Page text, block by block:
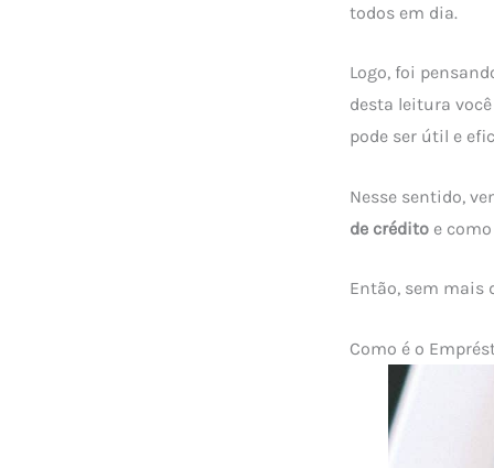
todos em dia.
Logo, foi
desta leitura
pode ser útil e
Nesse sentido,
de crédito e
Então, sem mais
Como é o